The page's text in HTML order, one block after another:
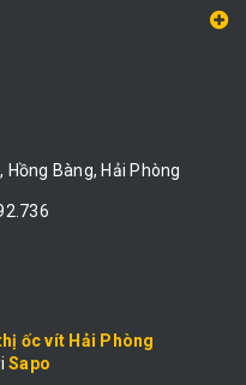
Hồng Bàng, Hải Phòng
ốc vít Hải Phòng
Sapo